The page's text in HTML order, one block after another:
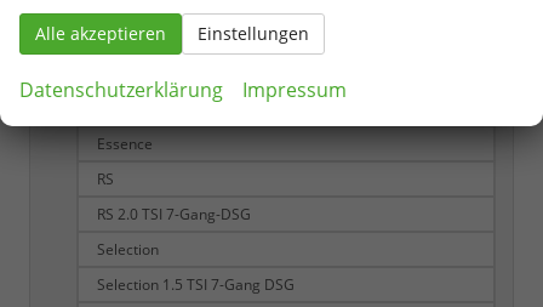
2.0 TDI 110 kW Sportline
Business 1.5 TSI mHEV 7-Gang-DSG
Essence
RS
RS 2.0 TSI 7-Gang-DSG
Selection
Selection 1.5 TSI 7-Gang DSG
Alle akzeptieren Einstellungen
Datenschutzerklärung Impressum